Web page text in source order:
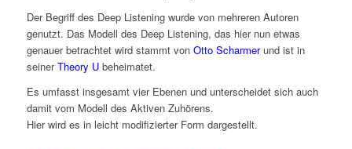
Der Begriff des Deep Listening wurde von mehreren Autoren
genutzt. Das Modell des Deep Listening, das hier nun etwas
genauer betrachtet wird stammt von Otto Scharmerund ist in
seinerTheory U beheimatet.
Es umfasst insgesamt vier Ebenen und unterscheidet sich auch
damit vom Modell des Aktiven Zuhörens.
Hier wird es in leicht modifizierter Form dargestellt.